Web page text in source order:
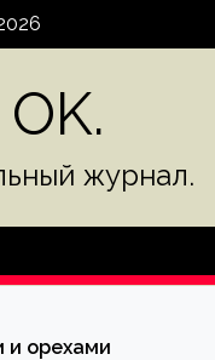
журнал.
и орехами